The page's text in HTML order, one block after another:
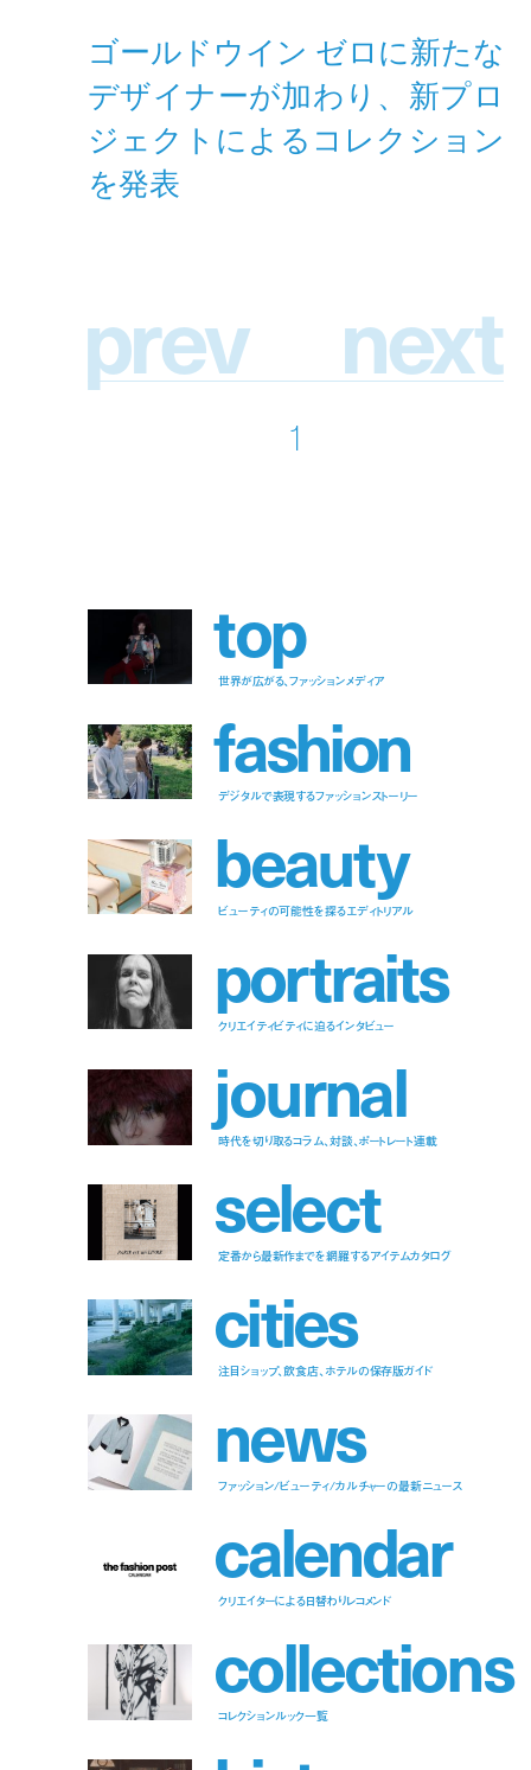
prev next
1
top
世界が広がる、ファッションメディア
fashion
デジタルで表現するファッションストーリー
beauty
ビューティの可能性を探るエディトリアル
portraits
クリエイティビティに迫るインタビュー
journal
時代を切り取るコラム、対談、ポートレート連載
select
定番から最新作までを網羅するアイテムカタログ
cities
注目ショップ、飲食店、ホテルの保存版ガイド
news
ファッション/ビューティ/カルチャーの最新ニュース
calendar
クリエイターによる日替わりレコメンド
collections
コレクションルック一覧